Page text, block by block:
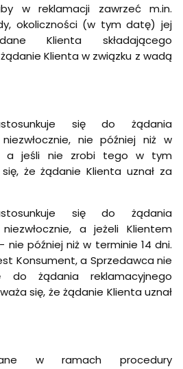
w reklamacji zawrzeć m.in.
okoliczności (w tym datę) jej
Klienta składającego
Klienta w związku z wadą
się do żądania
nie później niż w
a jeśli nie zrobi tego w tym
że żądanie Klienta uznał za
się do żądania
a jeżeli Klientem
później niż w terminie 14 dni.
Konsument, a Sprzedawca nie
do żądania reklamacyjnego
się, że żądanie Klienta uznał
w ramach procedury